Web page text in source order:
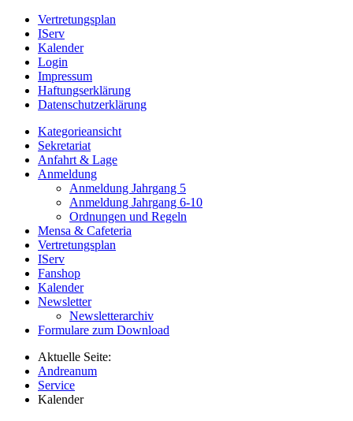
Vertretungsplan
IServ
Kalender
Login
Impressum
Haftungserklärung
Datenschutzerklärung
Kategorieansicht
Sekretariat
Anfahrt & Lage
Anmeldung
Anmeldung Jahrgang 5
Anmeldung Jahrgang 6-10
Ordnungen und Regeln
Mensa & Cafeteria
Vertretungsplan
IServ
Fanshop
Kalender
Newsletter
Newsletterarchiv
Formulare zum Download
Aktuelle Seite:
Andreanum
Service
Kalender